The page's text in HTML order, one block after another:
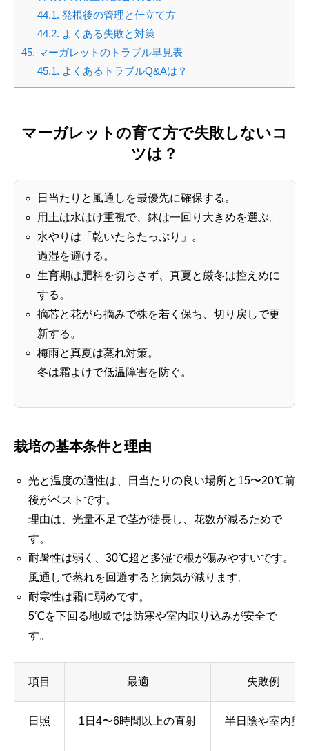
44.1. 発根後の管理と仕立て方
44.2. よくある失敗と対策
45. マーガレットのトラブル早見表
45.1. よくあるトラブルQ&Aは？
マーガレットの育て方で失敗しないコ
ツは？
日当たりと風通しを最優先に確保する。
用土は水はけ重視で、鉢は一回り大きめを選ぶ。
水やりは「乾いたらたっぷり」。
過湿を避ける。
生育期は肥料を切らさず、真夏と厳冬は控えめに
する。
摘芯と花がら摘みで株を若く保ち、切り戻しで更
新する。
梅雨と真夏は蒸れ対策。
冬は霜よけで低温障害を防ぐ。
栽培の基本条件と理由
光と温度の適性は、日当たりの良い場所と15〜20℃前
後がベストです。
理由は、光量不足で茎が徒長し、花数が減るためで
す。
耐暑性は弱く、30℃超と多湿で根が傷みやすいです。
風通しで蒸れを回避すると病気が減ります。
耐寒性は霜に弱めです。
5℃を下回る地域では防寒や室内取り込みが安全で
す。
項目 最適 失敗例
日照 1日4〜6時間以上の直射 半日陰や室内奥